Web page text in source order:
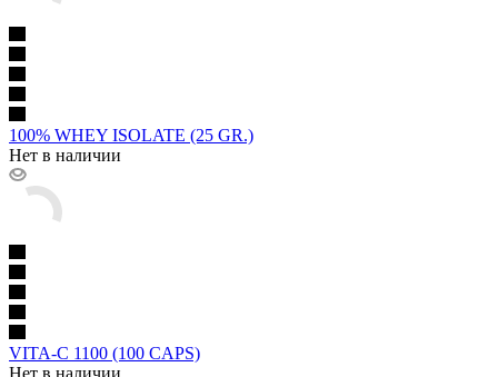
100% WHEY ISOLATE (25 GR.)
Нет в наличии
VITA-C 1100 (100 CAPS)